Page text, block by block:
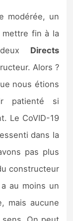
2
modérée, un
fin à la
Directs
Alors ?
nous étions
patienté si
Le CoVID-19
dans la
pas plus
constructeur
au moins un
mais aucune